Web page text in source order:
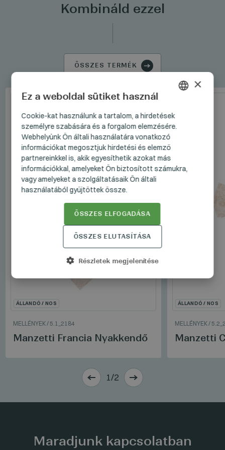
Kombináld ezzel
ÖSSZES TERMÉK
ÁLLANDÓ / NOS
MELLÉNYEK/ 5.1_2184
Manzetti Francia Nyakkendő
ÁLLANDÓ / NOS
MELLÉNYEK/
Manzetti
1/2
Maradjunk kapcsolatban
HUNGARIAN
GERMAN
ENGLISH
×
Ez a weboldal sütiket használ
Cookie-kat használunk a tartalom, a hirdetések
személyre szabására és a forgalom elemzésére.
Webhelyünk Ön általi használatára vonatkozó
információkat megosztjuk hirdetési és elemző
partnereinkkel is, akik egyesíthetik azokat más
információkkal, amelyeket Ön biztosított számukra,
vagy amelyeket a szolgáltatásaik Ön általi
használatából gyűjtöttek össze.
ÖSSZES ELFOGADÁSA
ÖSSZES ELUTASÍTÁSA
Részletek megjelenítése